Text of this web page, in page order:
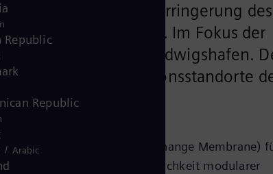
Rolle bei der Verringerung des
Produktion ausbauen. Im Fokus der
am Standort Ludwigshafen.
der größten Produktionsstandorte
Elektrolyseurs (Proton Exchange Membrane)
50 Megawatt und der Möglichkeit modularer
Republic
Republic
/ Arabic